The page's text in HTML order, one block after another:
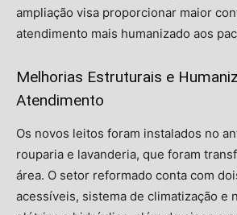
ampliação visa proporcionar maior
atendimento mais humanizado aos
Melhorias Estruturais e
Atendimento
Os novos leitos foram instalados no
rouparia e lavanderia, que foram
área. O setor reformado conta com
acessíveis, sistema de climatização e